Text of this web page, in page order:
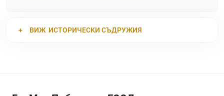
ВИЖ ИСТОРИЧЕСКИ СЪДРУЖИЯ